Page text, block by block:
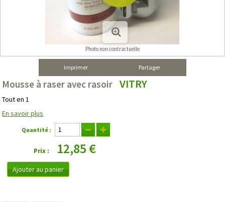
Photo non contractuelle
Imprimer Partager
Mousse à raser avec rasoir VITRY
Tout en 1
En savoir plus
Quantité :
Prix : 12,85 €
Ajouter au panier